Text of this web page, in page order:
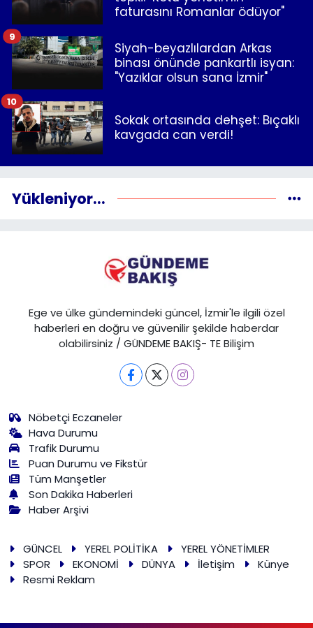
faturasını Romanlar ödüyor"
Siyah-beyazlılardan Arkas
binası önünde pankartlı isyan:
"Yazıklar olsun sana İzmir"
9
Sokak ortasında dehşet: Bıçaklı
kavgada can verdi!
10
Yükleniyor...
Ege ve ülke gündemindeki güncel, İzmir'le ilgili özel
haberleri en doğru ve güvenilir şekilde haberdar
olabilirsiniz / GÜNDEME BAKIŞ- TE Bilişim
Nöbetçi Eczaneler
Hava Durumu
Trafik Durumu
Puan Durumu ve Fikstür
Tüm Manşetler
Son Dakika Haberleri
Haber Arşivi
GÜNCEL YEREL POLİTİKA
YEREL YÖNETİMLER
SPOR
EKONOMİ DÜNYA İletişim
Künye
Resmi Reklam